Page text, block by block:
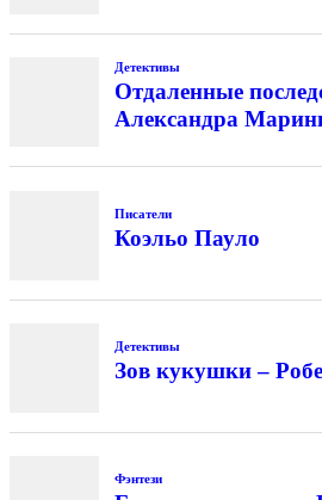
Детективы
Отдаленные
Александра
Писатели
Коэльо Пауло
Детективы
Зов кукушки –
Фэнтези